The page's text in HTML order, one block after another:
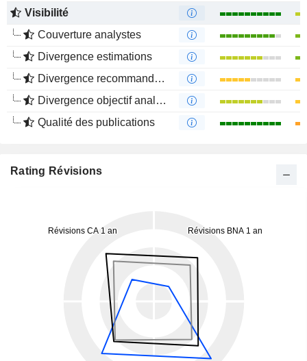
Visibilité
Couverture analystes
Divergence estimations
Divergence recommandations analystes
Divergence objectif analystes
Qualité des publications
Rating Révisions